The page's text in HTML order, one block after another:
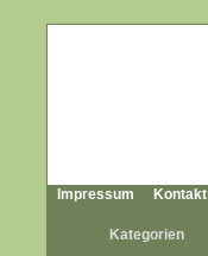
Impressum Kontakt
Kategorien